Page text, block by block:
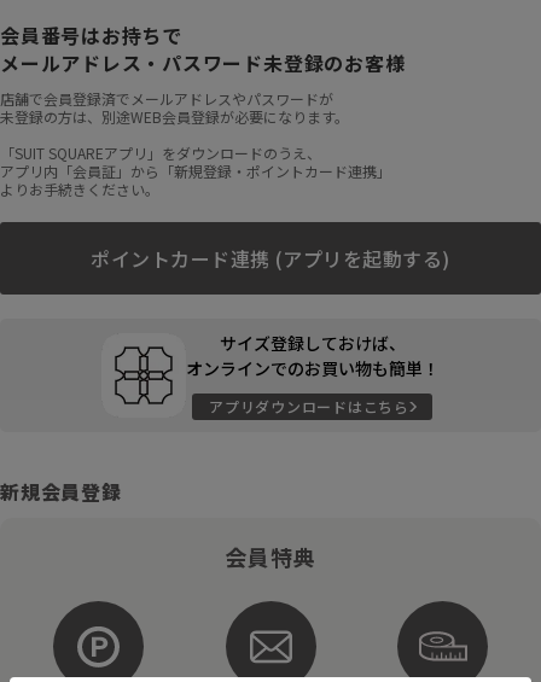
会員番号はお持ちで
メールアドレス・パスワード未登録のお客様
店舗で会員登録済でメールアドレスやパスワードが
未登録の方は、別途WEB会員登録が必要になります。
「SUIT SQUAREアプリ」をダウンロードのうえ、
アプリ内「会員証」から「新規登録・ポイントカード連携」
よりお手続きください。
ポイントカード連携 (アプリを起動する)
サイズ登録しておけば、
オンラインでのお買い物も簡単！
アプリダウンロードはこちら
新規会員登録
会員特典